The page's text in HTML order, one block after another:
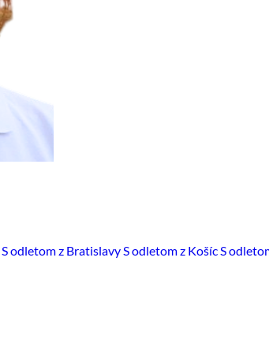
S odletom z BratislavyS odletom z KošícS